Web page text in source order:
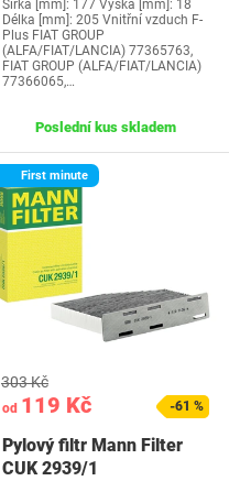
Šířka [mm]: 177 Výška [mm]: 18
Délka [mm]: 205 Vnitřní vzduch F-
Plus FIAT GROUP
(ALFA/FIAT/LANCIA) 77365763,
FIAT GROUP (ALFA/FIAT/LANCIA)
77366065,…
Poslední kus skladem
First minute
od 119 Kč
303 Kč
-61 %
Pylový filtr Mann Filter
CUK 2939/1